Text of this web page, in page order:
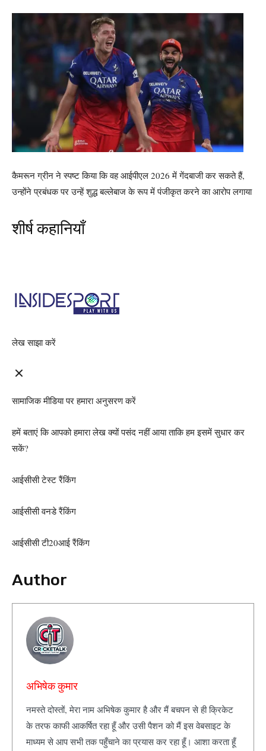
कैमरून ग्रीन ने स्पष्ट किया कि वह आईपीएल 2026 में गेंदबाजी कर सकते हैं,
उन्होंने प्रबंधक पर उन्हें शुद्ध बल्लेबाज के रूप में पंजीकृत करने का आरोप लगाया
शीर्ष कहानियाँ
लेख साझा करें
सामाजिक मीडिया पर हमारा अनुसरण करें
हमें बताएं कि आपको हमारा लेख क्यों पसंद नहीं आया ताकि हम इसमें सुधार कर
सकें?
आईसीसी टेस्ट रैंकिंग
आईसीसी वनडे रैंकिंग
आईसीसी टी20आई रैंकिंग
Author
अभिषेक कुमार
नमस्ते दोस्तों, मेरा नाम अभिषेक कुमार है और मैं बचपन से ही क्रिकेट
के तरफ काफी आकर्षित रहा हूँ और उसी पैशन को मैं इस वेबसाइट के
माध्यम से आप सभी तक पहुँचाने का प्रयास कर रहा हूँ। आशा करता हूँ